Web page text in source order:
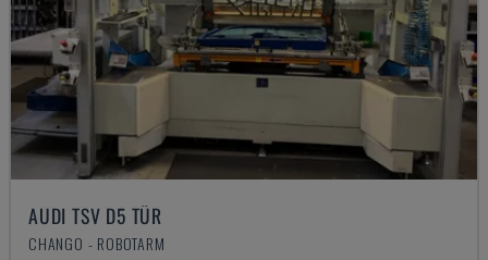
AUDI TSV D5 TÜR
CHANGO - ROBOTARM